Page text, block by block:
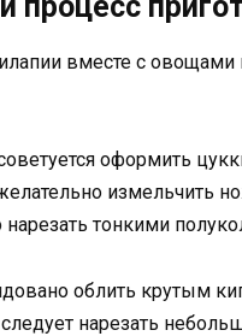
вместе с
оформить
измельчить
тонкими
облить крутым
нарезать